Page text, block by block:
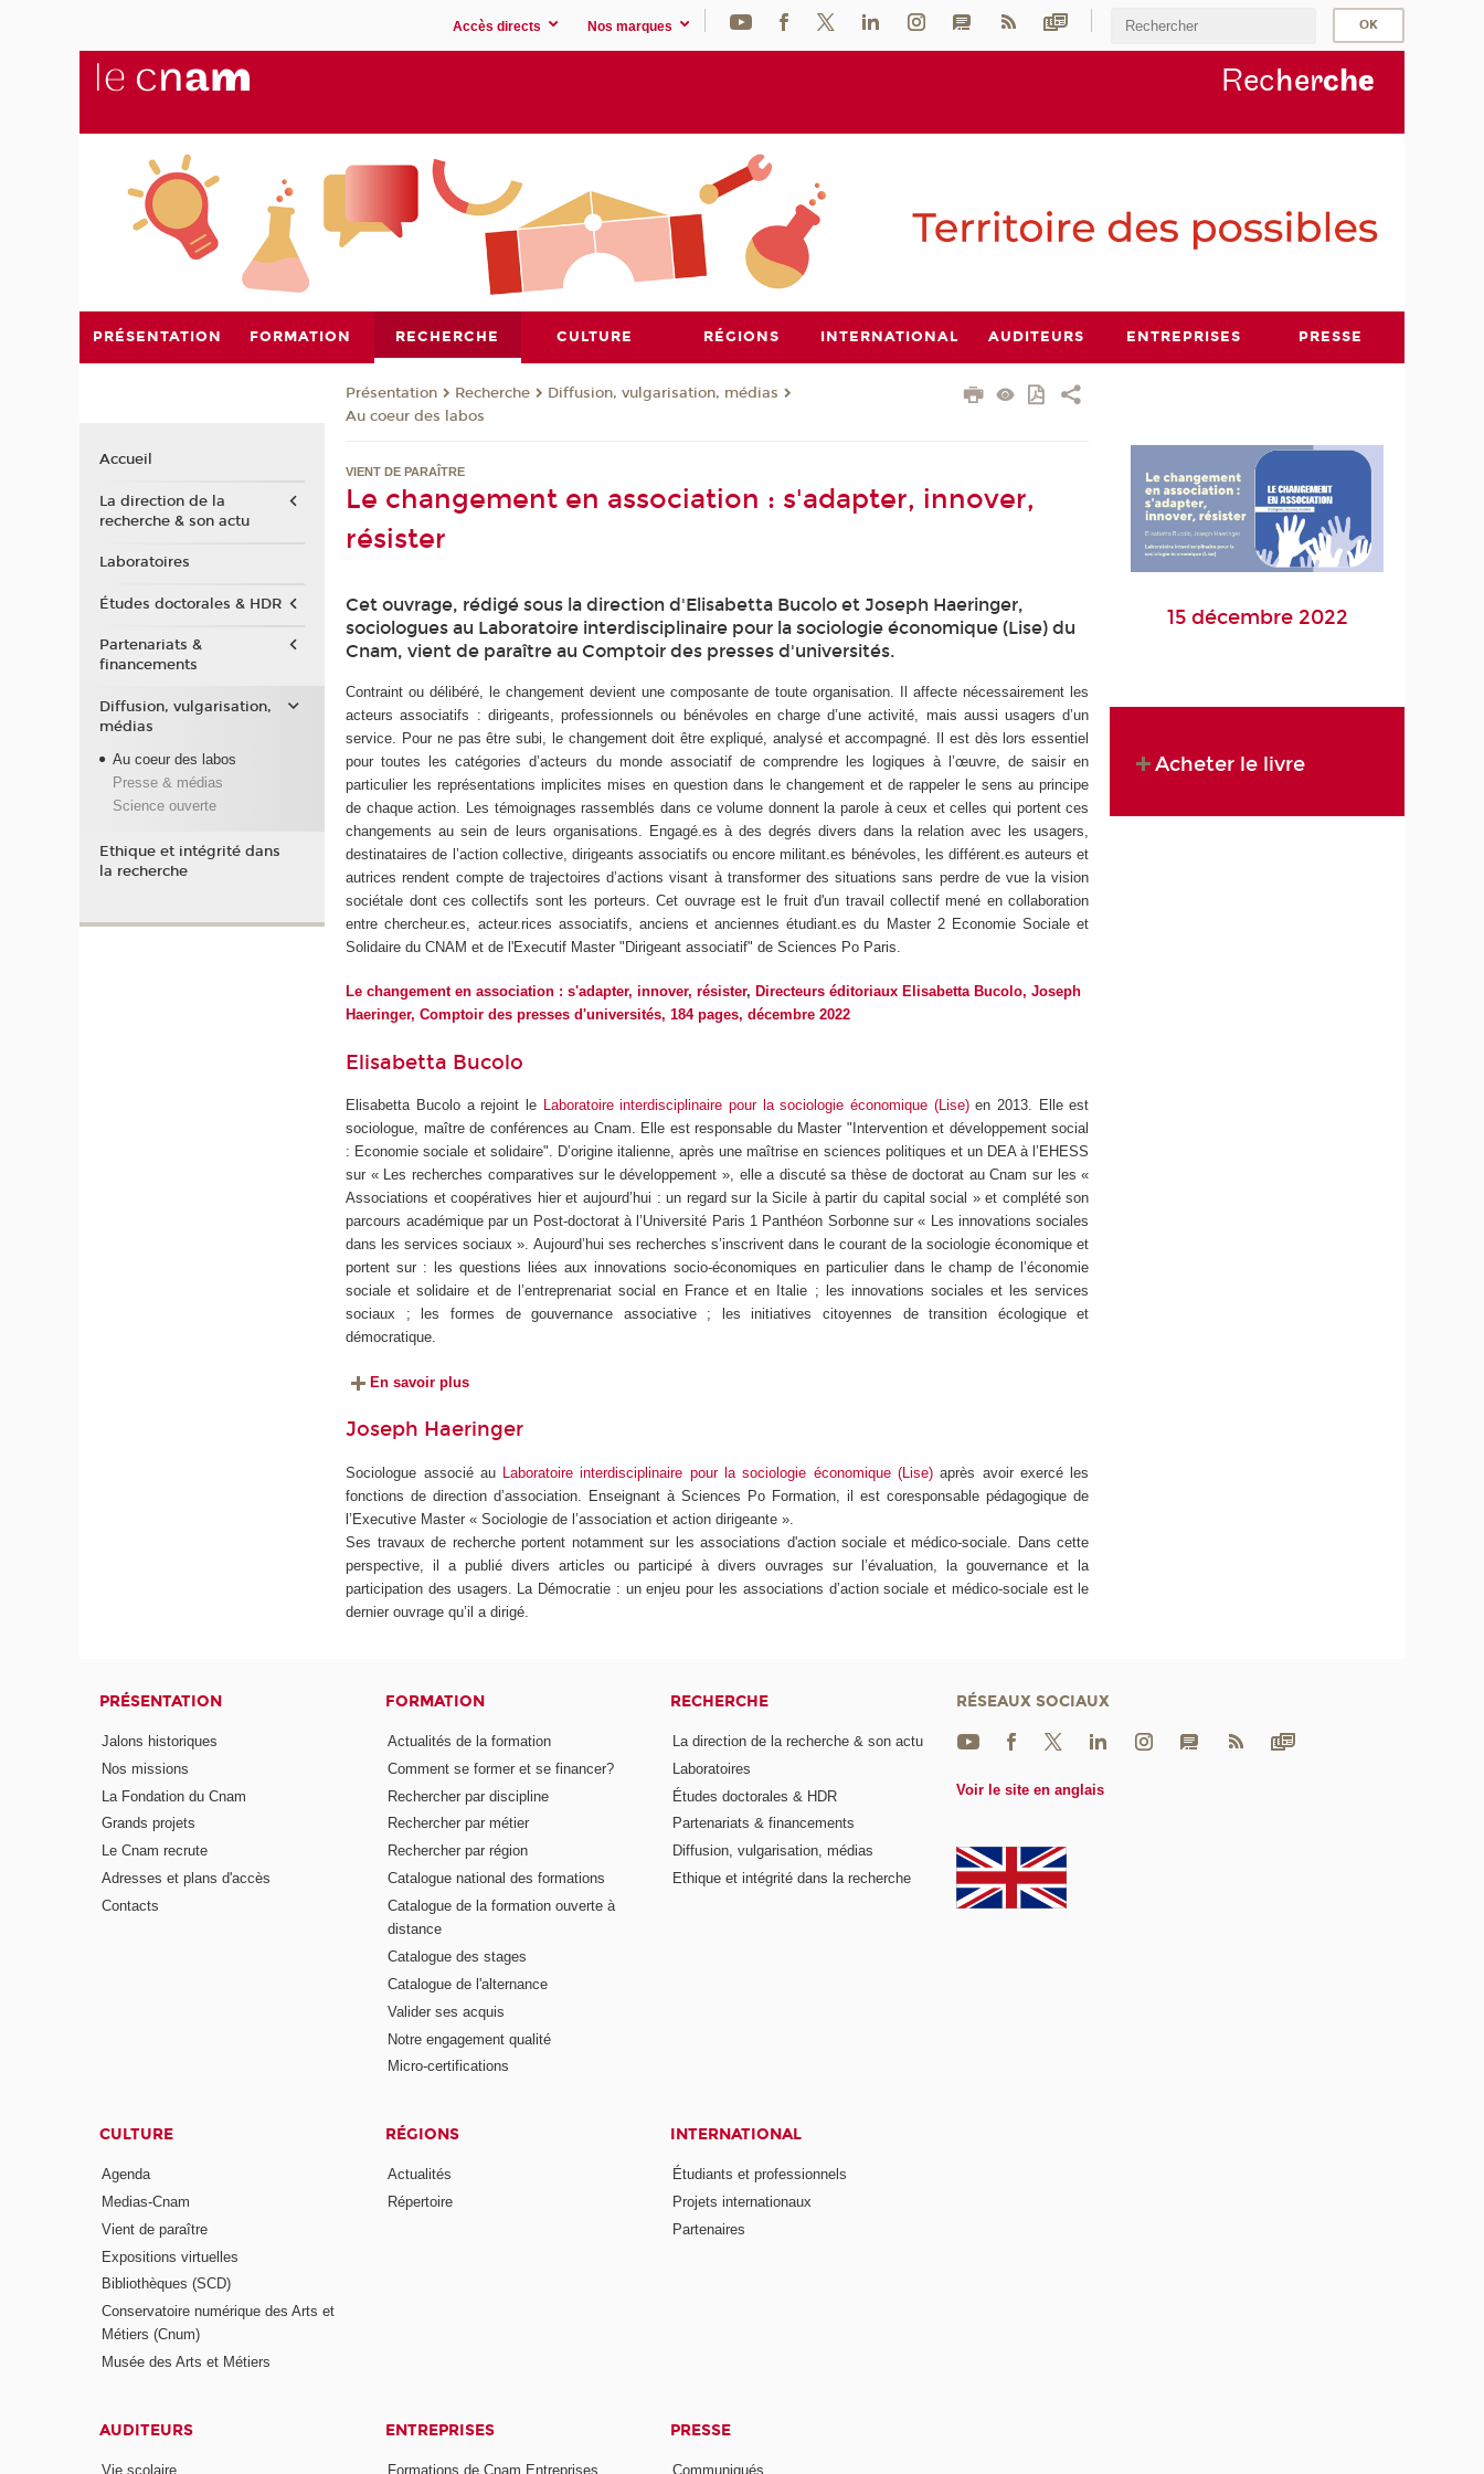
Accès directs Nos marques
Recherche
PRÉSENTATION FORMATION RECHERCHE CULTURE RÉGIONS INTERNATIONAL AUDITEURS ENTREPRISES PRESSE
Présentation Recherche
Diffusion, vulgarisation, médias
Au coeur des labos
VIENT DE PARAÎTRE
Le changement en association : s'adapter, innover,
résister
Cet ouvrage, rédigé sous la direction d'Elisabetta Bucolo et Joseph Haeringer,
sociologues au Laboratoire interdisciplinaire pour la sociologie économique (Lise) du
Cnam, vient de paraître au Comptoir des presses d'universités.
Contraint ou délibéré, le changement devient une composante de toute organisation. Il affecte nécessairement les
acteurs associatifs : dirigeants, professionnels ou bénévoles en charge d’une activité, mais aussi usagers d’un
service. Pour ne pas être subi, le changement doit être expliqué, analysé et accompagné. Il est dès lors essentiel
pour toutes les catégories d’acteurs du monde associatif de comprendre les logiques à l’œuvre, de saisir en
particulier les représentations implicites mises en question dans le changement et de rappeler le sens au principe
de chaque action. Les témoignages rassemblés dans ce volume donnent la parole à ceux et celles qui portent ces
changements au sein de leurs organisations. Engagé.es à des degrés divers dans la relation avec les usagers,
destinataires de l’action collective, dirigeants associatifs ou encore militant.es bénévoles, les différent.es auteurs et
autrices rendent compte de trajectoires d’actions visant à transformer des situations sans perdre de vue la vision
sociétale dont ces collectifs sont les porteurs. Cet ouvrage est le fruit d'un travail collectif mené en collaboration
entre chercheur.es, acteur.rices associatifs, anciens et anciennes étudiant.es du Master 2 Economie Sociale et
Solidaire du CNAM et de l'Executif Master "Dirigeant associatif" de Sciences Po Paris.
Le changement en association : s'adapter, innover, résister, Directeurs éditoriaux Elisabetta Bucolo, Joseph
Haeringer, Comptoir des presses d'universités, 184 pages, décembre 2022
Elisabetta Bucolo
Elisabetta Bucolo a rejoint le Laboratoire interdisciplinaire pour la sociologie économique (Lise)en 2013. Elle est
sociologue, maître de conférences au Cnam. Elle est responsable du Master "Intervention et développement social
: Economie sociale et solidaire". D’origine italienne, après une maîtrise en sciences politiques et un DEA à l’EHESS
sur « Les recherches comparatives sur le développement », elle a discuté sa thèse de doctorat au Cnam sur les «
Associations et coopératives hier et aujourd’hui : un regard sur la Sicile à partir du capital social » et complété son
parcours académique par un Post-doctorat à l’Université Paris 1 Panthéon Sorbonne sur « Les innovations sociales
dans les services sociaux ». Aujourd’hui ses recherches s’inscrivent dans le courant de la sociologie économique et
portent sur : les questions liées aux innovations socio-économiques en particulier dans le champ de l’économie
sociale et solidaire et de l’entreprenariat social en France et en Italie ; les innovations sociales et les services
sociaux ; les formes de gouvernance associative ; les initiatives citoyennes de transition écologique et
démocratique.
En savoir plus
Joseph Haeringer
Sociologue associé au Laboratoire interdisciplinaire pour la sociologie économique (Lise) après avoir exercé les
fonctions de direction d’association. Enseignant à Sciences Po Formation, il est coresponsable pédagogique de
l’Executive Master « Sociologie de l’association et action dirigeante ».
Ses travaux de recherche portent notamment sur les associations d'action sociale et médico-sociale. Dans cette
perspective, il a publié divers articles ou participé à divers ouvrages sur l’évaluation, la gouvernance et la
participation des usagers. La Démocratie : un enjeu pour les associations d’action sociale et médico-sociale est le
dernier ouvrage qu’il a dirigé.
15 décembre 2022
Acheter le livre
Accueil
La direction de la
recherche & son actu
Laboratoires
Études doctorales & HDR
Partenariats &
financements
Diffusion, vulgarisation,
médias
Au coeur des labos
Presse & médias
Science ouverte
Ethique et intégrité dans
la recherche
PRÉSENTATION
Jalons historiques
Nos missions
La Fondation du Cnam
Grands projets
Le Cnam recrute
Adresses et plans d'accès
Contacts
FORMATION
Actualités de la formation
Comment se former et se financer?
Rechercher par discipline
Rechercher par métier
Rechercher par région
Catalogue national des formations
Catalogue de la formation ouverte à
distance
Catalogue des stages
Catalogue de l'alternance
Valider ses acquis
Notre engagement qualité
Micro-certifications
RECHERCHE
La direction de la recherche & son actu
Laboratoires
Études doctorales & HDR
Partenariats & financements
Diffusion, vulgarisation, médias
Ethique et intégrité dans la recherche
CULTURE
Agenda
Medias-Cnam
Vient de paraître
Expositions virtuelles
Bibliothèques (SCD)
Conservatoire numérique des Arts et
Métiers (Cnum)
Musée des Arts et Métiers
RÉGIONS
Actualités
Répertoire
INTERNATIONAL
Étudiants et professionnels
Projets internationaux
Partenaires
AUDITEURS
Vie scolaire
ENTREPRISES
Formations de Cnam Entreprises
PRESSE
Communiqués
RÉSEAUX SOCIAUX
Voir le site en anglais